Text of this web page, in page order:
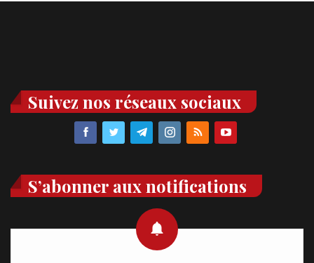
Suivez nos réseaux sociaux
S’abonner aux notifications